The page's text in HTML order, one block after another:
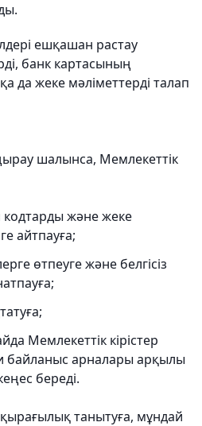
ешқашан растау
банк картасының
да жеке мәліметтерді талап
шалынса, Мемлекеттік
кодтарды және жеке
айтпауға;
өтпеуге және белгісіз
Мемлекеттік кірістер
байланыс арналары арқылы
береді.
танытуға, мұндай